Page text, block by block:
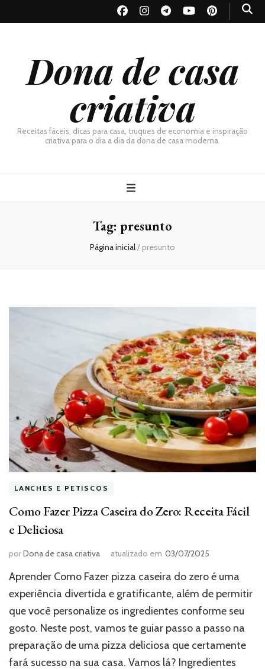
Dona de casa
criativa
Receitas fáceis, dicas para casa, truques de economia e inspiração
criativa para o dia a dia da dona de casa moderna.
Tag: presunto
Página inicial/ presunto
LANCHES E PETISCOS
Como Fazer Pizza Caseira do Zero: Receita Fácil
e Deliciosa
porDona de casa criativa atualizado em 03/07/2025
Aprender Como Fazer pizza caseira do zero é uma
experiência divertida e gratificante, além de permitir
que você personalize os ingredientes conforme seu
gosto. Neste post, vamos te guiar passo a passo na
preparação de uma pizza deliciosa que certamente
fará sucesso na sua casa. Vamos lá? Ingredientes